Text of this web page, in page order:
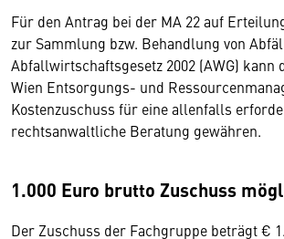
Für den Antrag bei der MA 22 auf
zur Sammlung bzw. Behandlung von
Abfallwirtschaftsgesetz 2002 (AWG) kann
Wien Entsorgungs- und
Kostenzuschuss für eine allenfalls
rechtsanwaltliche Beratung gewähren.
1.000 Euro brutto Zuschuss
Der Zuschuss der Fachgruppe beträgt €